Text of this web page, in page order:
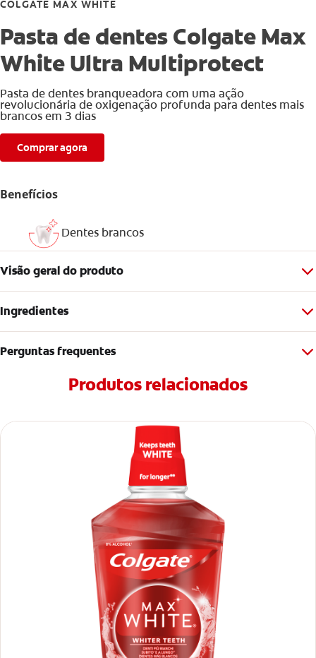
COLGATE MAX WHITE
Pasta de dentes Colgate Max
White Ultra Multiprotect
Pasta de dentes branqueadora com uma ação
revolucionária de oxigenação profunda para dentes mais
brancos em 3 dias
Comprar agora
Benefícios
Dentes brancos
Visão geral do produto
Ingredientes
Perguntas frequentes
Produtos relacionados